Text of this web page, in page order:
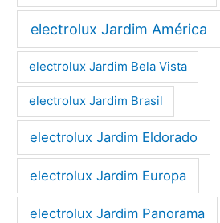
electrolux Jardim América
electrolux Jardim Bela Vista
electrolux Jardim Brasil
electrolux Jardim Eldorado
electrolux Jardim Europa
electrolux Jardim Panorama